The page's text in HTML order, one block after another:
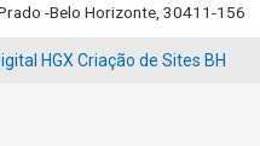
-Belo Horizonte, 30411-156
HGX Criação de Sites BH